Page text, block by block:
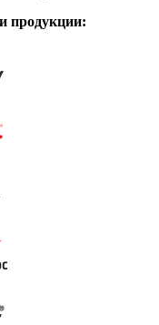
продукции: